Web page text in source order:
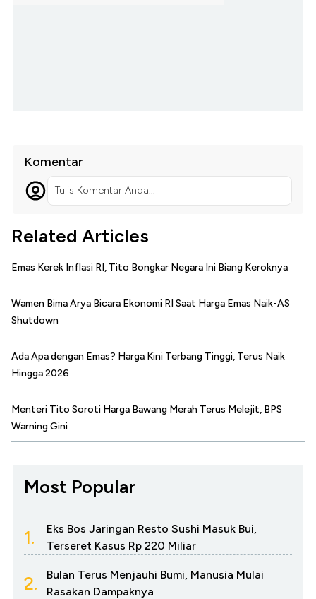
Komentar
Tulis Komentar Anda...
Related Articles
Emas Kerek Inflasi RI, Tito Bongkar Negara Ini Biang Keroknya
Wamen Bima Arya Bicara Ekonomi RI Saat Harga Emas Naik-AS
Shutdown
Ada Apa dengan Emas? Harga Kini Terbang Tinggi, Terus Naik
Hingga 2026
Menteri Tito Soroti Harga Bawang Merah Terus Melejit, BPS
Warning Gini
Most Popular
1.
Eks Bos Jaringan Resto Sushi Masuk Bui,
Terseret Kasus Rp 220 Miliar
2.
Bulan Terus Menjauhi Bumi, Manusia Mulai
Rasakan Dampaknya